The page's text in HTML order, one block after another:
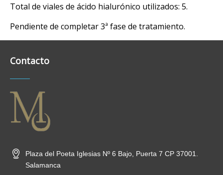
Total de viales de ácido hialurónico utilizados: 5.
Pendiente de completar 3ª fase de tratamiento.
Contacto
Plaza del Poeta Iglesias Nº 6 Bajo, Puerta 7 CP 37001.
Salamanca